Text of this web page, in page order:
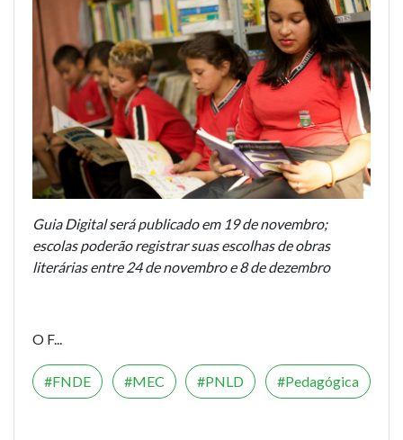
Guia Digital será publicado em 19 de novembro;
escolas poderão registrar suas escolhas de obras
literárias entre 24 de novembro e 8 de dezembro
O F...
FNDE MEC PNLD Pedagógica